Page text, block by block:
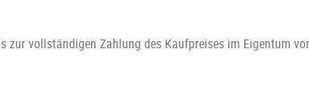
zur vollständigen Zahlung des Kaufpreises im Eigentum